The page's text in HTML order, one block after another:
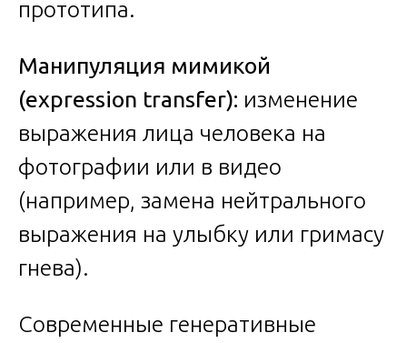
прототипа.
Манипуляция мимикой
(expression transfer): изменение
выражения лица человека на
фотографии или в видео
(например, замена нейтрального
выражения на улыбку или гримасу
гнева).
Современные генеративные